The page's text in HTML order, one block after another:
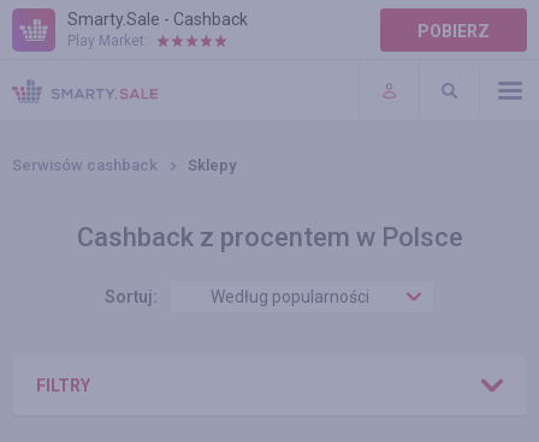
Smarty.Sale - Cashback
Play Market: POBIERZ
POMOC
WARUNKI
Serwisów cashback Sklepy
Cashback z procentem w Polsce
Sortuj: Według popularności
FILTRY